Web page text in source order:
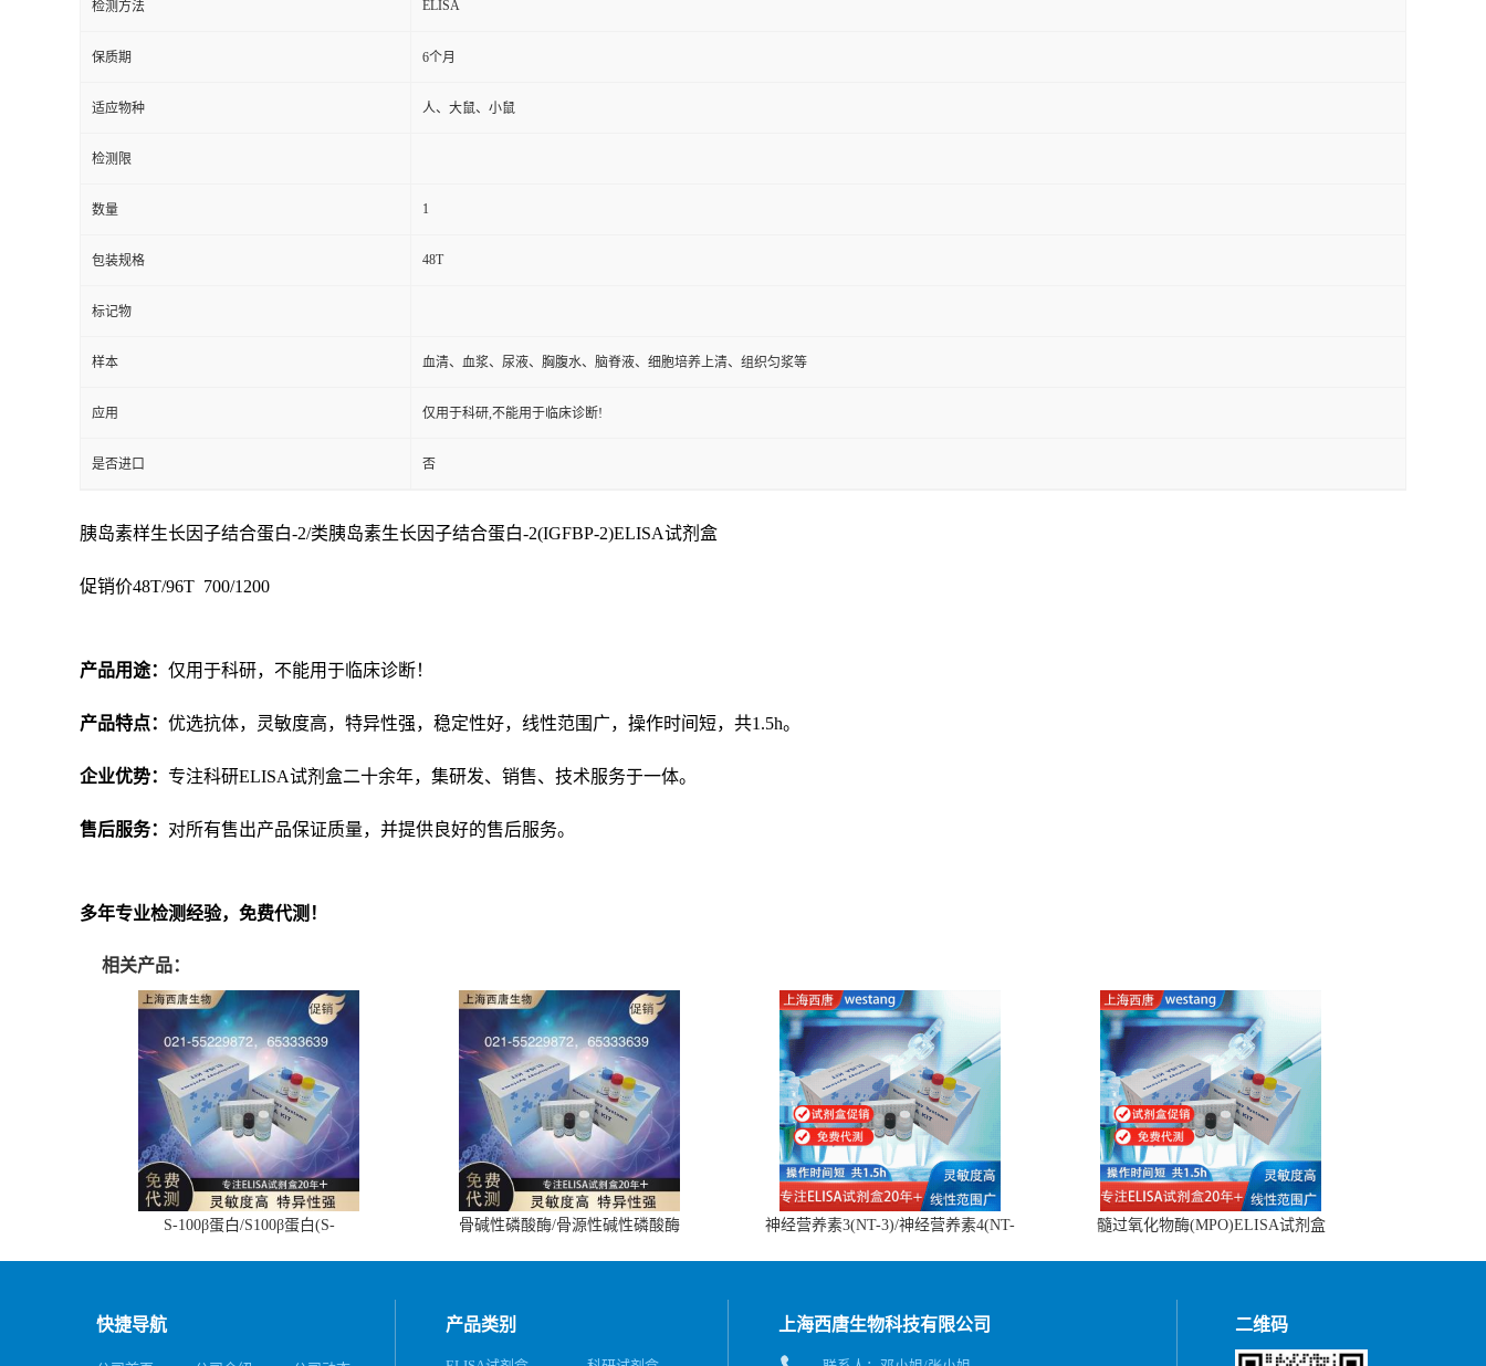
检测方法 ELISA
保质期 6个月
适应物种 人、大鼠、小鼠
检测限
数量 1
包装规格 48T
标记物
样本 血清、血浆、尿液、胸腹水、脑脊液、细胞培养上清、组织匀浆等
应用 仅用于科研,不能用于临床诊断!
是否进口 否
胰岛素样生长因子结合蛋白-2/类胰岛素生长因子结合蛋白-2(IGFBP-2)ELISA试剂盒
促销价48T/96T 700/1200
产品用途： 仅用于科研，不能用于临床诊断！
产品特点： 优选抗体，灵敏度高，特异性强，稳定性好，线性范围广，操作时间短，共1.5h。
企业优势： 专注科研ELISA试剂盒二十余年，集研发、销售、技术服务于一体。
售后服务： 对所有售出产品保证质量，并提供良好的售后服务。
多年专业检测经验，免费代测！
相关产品：
S-100β蛋白/S100β蛋白(S-
骨碱性磷酸酶/骨源性碱性磷酸酶
神经营养素3(NT-3)/神经营养素4(NT-
髓过氧化物酶(MPO)ELISA试剂盒
快捷导航 产品类别 上海西唐生物科技有限公司 二维码